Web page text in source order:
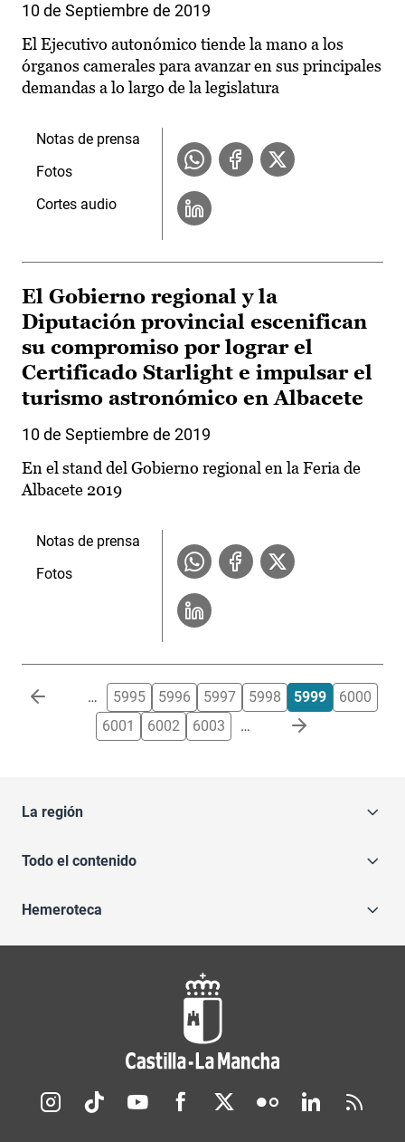
10 de Septiembre de 2019
El Ejecutivo autonómico tiende la mano a los
órganos camerales para avanzar en sus principales
demandas a lo largo de la legislatura
Notas de prensa
Fotos
Cortes audio
El Gobierno regional y la
Diputación provincial escenifican
su compromiso por lograr el
Certificado Starlight e impulsar el
turismo astronómico en Albacete
10 de Septiembre de 2019
En el stand del Gobierno regional en la Feria de
Albacete 2019
Notas de prensa
Fotos
Paginación … 5995 5996 5997 5998 5999
6000
6001
6002 6003 …
La región
Todo el contenido
Hemeroteca
Redes sociales JCCM